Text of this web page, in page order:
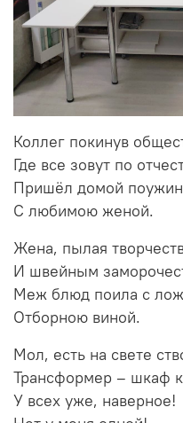
Коллег покинув
Где все зовут по
Пришёл домой
С любимою женой.
Жена, пылая
И швейным
Меж блюд поила с
Отборною виной.
Мол, есть на свете
Трансформер – шкаф
У всех уже, наверное!